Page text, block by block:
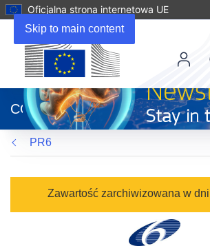
Skip to main content
Oficjalna strona internetowa UE
otworzy
się
w
nowym
oknie)
CORDIS
PR6
Zawartość zarchiwizowana w